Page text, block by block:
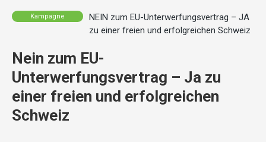
Kampagne
NEIN zum EU-Unterwerfungsvertrag – JA
zu einer freien und erfolgreichen Schweiz
Nein zum EU-
Unterwerfungsvertrag – Ja zu
einer freien und erfolgreichen
Schweiz